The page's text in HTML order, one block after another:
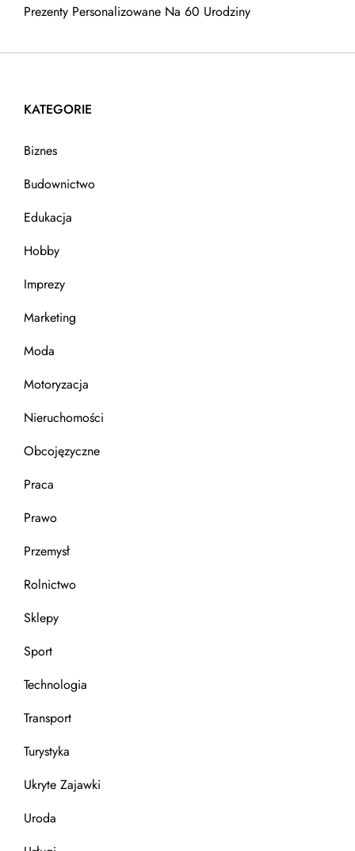
Prezenty Personalizowane Na 60 Urodziny
KATEGORIE
Biznes
Budownictwo
Edukacja
Hobby
Imprezy
Marketing
Moda
Motoryzacja
Nieruchomości
Obcojęzyczne
Praca
Prawo
Przemysł
Rolnictwo
Sklepy
Sport
Technologia
Transport
Turystyka
Ukryte Zajawki
Uroda